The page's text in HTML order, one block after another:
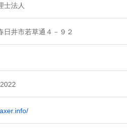
士法人
日井市若草通４－９２